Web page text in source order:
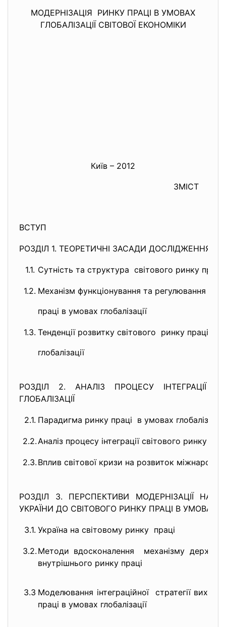
МОДЕРНІЗАЦІЯ РИНКУ ПРАЦІ В УМОВАХ
ГЛОБАЛІЗАЦІЇ СВІТОВОЇ ЕКОНОМІКИ
Київ – 2012
ЗМІСТ
ВСТУП
РОЗДІЛ 1. ТЕОРЕТИЧНІ ЗАСАДИ ДОСЛІДЖЕННЯ
1.1. Сутність та структура світового ринку праці
1.2. Механізм функціонування та регулювання
праці в умовах глобалізації
1.3. Тенденції розвитку світового ринку праці в
глобалізації
РОЗДІЛ 2. АНАЛІЗ ПРОЦЕСУ ІНТЕГРАЦІЇ
ГЛОБАЛІЗАЦІЇ
2.1. Парадигма ринку праці в умовах глобалізації
2.2.Аналіз процесу інтеграції світового ринку
2.3. Вплив світової кризи на розвиток
РОЗДІЛ 3. ПЕРСПЕКТИВИ МОДЕРНІЗАЦІЇ
УКРАЇНИ ДО СВІТОВОГО РИНКУ ПРАЦІ В УМОВАХ
3.1. Україна на світовому ринку праці
3.2. Методи вдосконалення механізму
внутрішнього ринку праці
3.3 Моделювання інтеграційної стратегії
праці в умовах глобалізації